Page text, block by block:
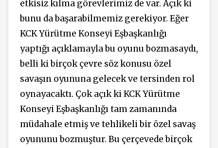
etkisiz kılma görevlerimiz de var. Açık ki
bunu da başarabilmemiz gerekiyor. Eğer
KCK Yürütme Konseyi Eşbaşkanlığı
yaptığı açıklamayla bu oyunu bozmasaydı,
belli ki birçok çevre söz konusu özel
savaşın oyununa gelecek ve tersinden rol
oynayacaktı. Çok açık ki KCK Yürütme
Konseyi Eşbaşkanlığı tam zamanında
müdahale etmiş ve tehlikeli bir özel savaş
oyununu bozmuştur. Bu çerçevede birçok